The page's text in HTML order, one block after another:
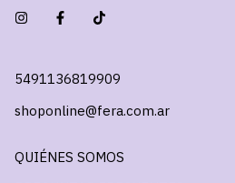
5491136819909
shoponline@fera.com.ar
QUIÉNES SOMOS